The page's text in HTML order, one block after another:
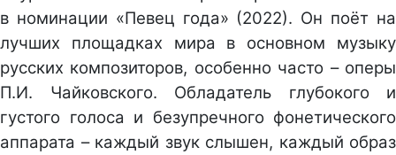
в номинации «Певец года» (2022). Он поёт на
лучших площадках мира в основном музыку
русских композиторов, особенно часто – оперы
П.И. Чайковского. Обладатель глубокого и
густого голоса и безупречного фонетического
аппарата – каждый звук слышен, каждый образ